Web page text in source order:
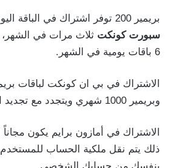
بريمير 200 توفر اشتراك في الباقة اليومية على
سبورت كونكت
6 باقات يومية في الشهر.
وبريمير 1000 شهري ويتجدد مع تجديد الباقة.
ذلك يتم نقل ملكية الحساب